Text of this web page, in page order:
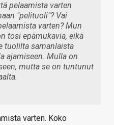
pelaamista varten
"pelituoli"? Vai
varten? Mun
tosi epämukavia, eikä
tuolilta samanlaista
ajamiseen. Mulla on
mutta se on tuntunut
varten. Koko